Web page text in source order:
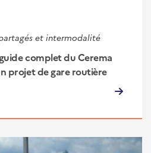
et intermodalité
complet du Cerema
projet de gare routière